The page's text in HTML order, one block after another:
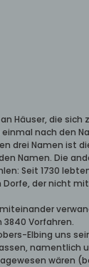
Häuser, die
nach den
drei Namen ist
Namen. Die
Seit 1730
der nicht
Vorfahren.
Elbing uns
wären